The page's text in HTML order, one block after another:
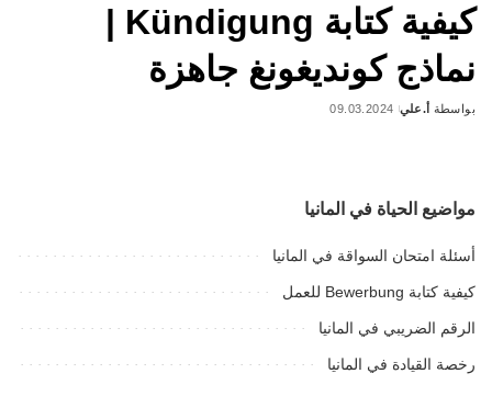
كيفية كتابة Kündigung |
نماذج كونديغونغ جاهزة
Posted
بواسطة أ.علي 09.03.2024
مواضيع الحياة في المانيا
أسئلة امتحان السواقة في المانيا
كيفية كتابة Bewerbung للعمل
الرقم الضريبي في المانيا
رخصة القيادة في المانيا